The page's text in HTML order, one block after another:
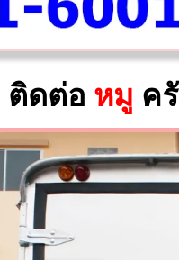
ติดต่อ หมู ค